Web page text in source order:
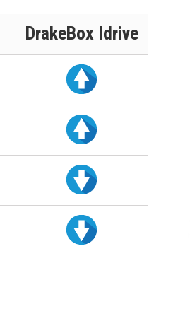
DrakeBox Idrive